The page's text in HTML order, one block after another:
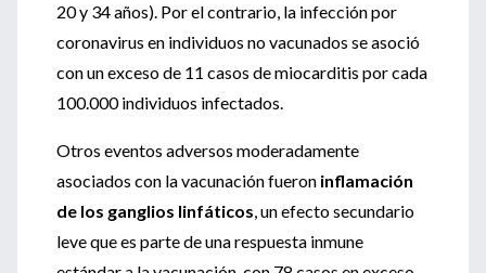
20 y 34 años). Por el contrario, la infección por
coronavirus en individuos no vacunados se asoció
con un exceso de 11 casos de miocarditis por cada
100.000 individuos infectados.
Otros eventos adversos moderadamente
asociados con la vacunación fueron inflamación
de los ganglios linfáticos, un efecto secundario
leve que es parte de una respuesta inmune